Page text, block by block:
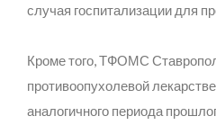
случая госпитализации для
Кроме того, ТФОМС
противоопухолевой
аналогичного периода